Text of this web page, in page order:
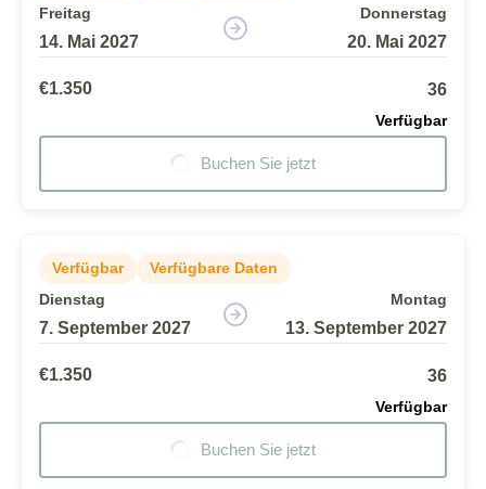
Freitag
14. Mai 2027
Donnerstag
20. Mai 2027
€1.350 36
Verfügbar
Buchen Sie jetzt
Verfügbar
Verfügbare Daten
Dienstag
7. September 2027
Montag
13. September 2027
€1.350 36
Verfügbar
Buchen Sie jetzt